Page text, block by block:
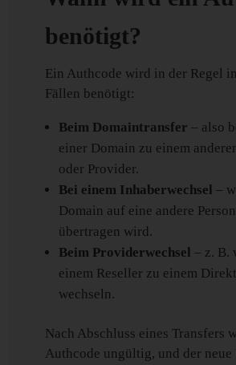
benötigt?
Ein Authcode wird in der Regel
Fällen benötigt:
Beim Domaintransfer – also
einer Domain zu einem
oder Provider.
Bei einem Inhaberwechsel –
Domain auf eine andere
übertragen wird.
Beim Providerwechsel – z. B.
einem Reseller zu einem
wechseln.
Nach Abschluss eines Transfers
Authcode ungültig, und der neue